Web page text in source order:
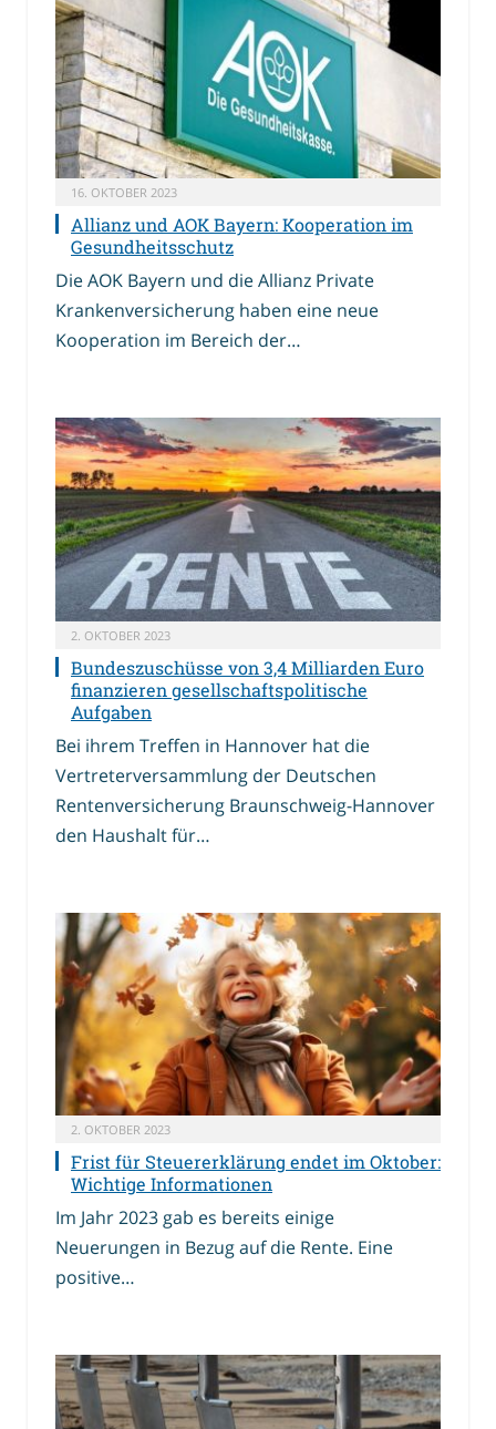
16. OKTOBER 2023
Allianz und AOK Bayern: Kooperation im
Gesundheitsschutz
Die AOK Bayern und die Allianz Private
Krankenversicherung haben eine neue
Kooperation im Bereich der…
2. OKTOBER 2023
Bundeszuschüsse von 3,4 Milliarden Euro
finanzieren gesellschaftspolitische
Aufgaben
Bei ihrem Treffen in Hannover hat die
Vertreterversammlung der Deutschen
Rentenversicherung Braunschweig-Hannover
den Haushalt für…
2. OKTOBER 2023
Frist für Steuererklärung endet im Oktober:
Wichtige Informationen
Im Jahr 2023 gab es bereits einige
Neuerungen in Bezug auf die Rente. Eine
positive…